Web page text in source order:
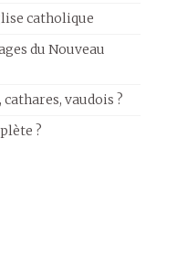
catholique
du Nouveau
vaudois ?
?